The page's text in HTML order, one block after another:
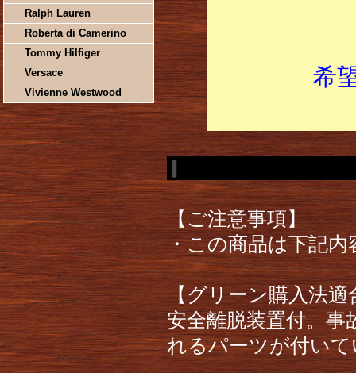
Ralph Lauren
Roberta di Camerino
Tommy Hilfiger
Versace
Vivienne Westwood
希
【ご注意事項】
・この商品は下記
【グリーン購入法適
安全離脱装置付。
れるパーツが付い